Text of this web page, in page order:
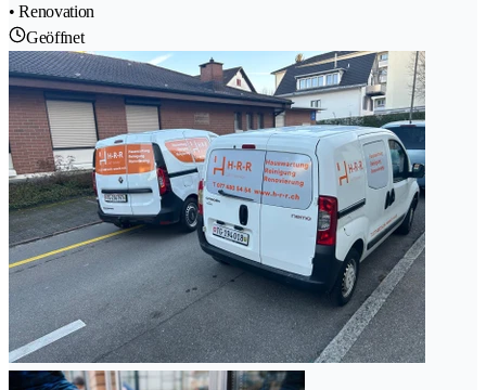
• Renovation
Geöffnet